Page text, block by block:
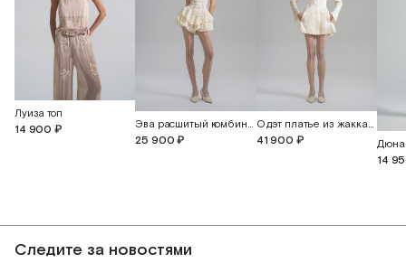
Луиза топ
14 900 ₽
Эва расшитый комбинезон с прорезными бабочками
25 900 ₽
Одэт платье из жаккардового шелка с бабочками
41 900 ₽
Дюна
14
Следите за новостями